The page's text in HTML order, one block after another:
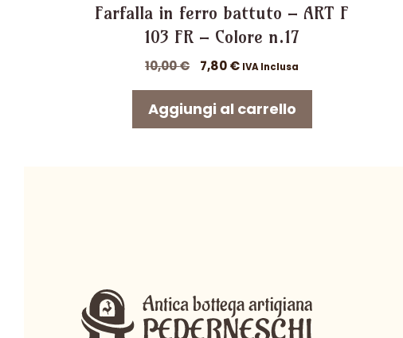
Farfalla in ferro battuto – ART F
103 FR – Colore n.17
10,00€
Il
originale
era:
7,80€Il
attuale
IVA Inclusa
Aggiungi al carrello